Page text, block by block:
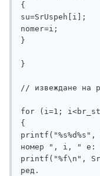
{
su=SrUspeh[i];
nomer=i;
}
}
// извеждане на
for (i=1;
{
printf("%s%d%s",
номер ", i, " e:
printf("%f\n",
ред.